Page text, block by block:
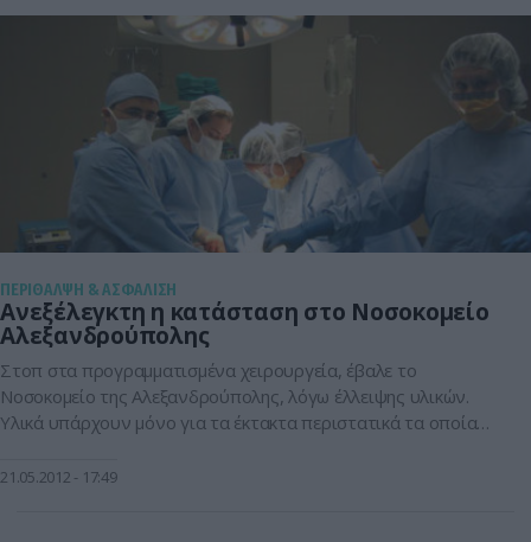
ΠΕΡΙΘΑΛΨΗ & ΑΣΦΑΛΙΣΗ
Ανεξέλεγκτη η κατάσταση στο Νοσοκομείο
Αλεξανδρούπολης
Στοπ στα προγραμματισμένα χειρουργεία, έβαλε το
Νοσοκομείο της Αλεξανδρούπολης, λόγω έλλειψης υλικών.
Υλικά υπάρχουν μόνο για τα έκτακτα περιστατικά τα οποία
δραματική πλέον σύμφωνα με τον Διοικητή του Νοσοκομείου
21.05.2012 17:49